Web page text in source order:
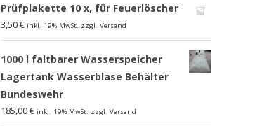
Prüfplakette 10 x, für Feuerlöscher
3,50€ inkl. 19% MwSt. zzgl. Versand
1000 l faltbarer Wasserspeicher
Lagertank Wasserblase Behälter
Bundeswehr
185,00€ inkl. 19% MwSt. zzgl. Versand